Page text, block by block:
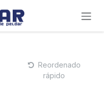
Reordenado
rápido